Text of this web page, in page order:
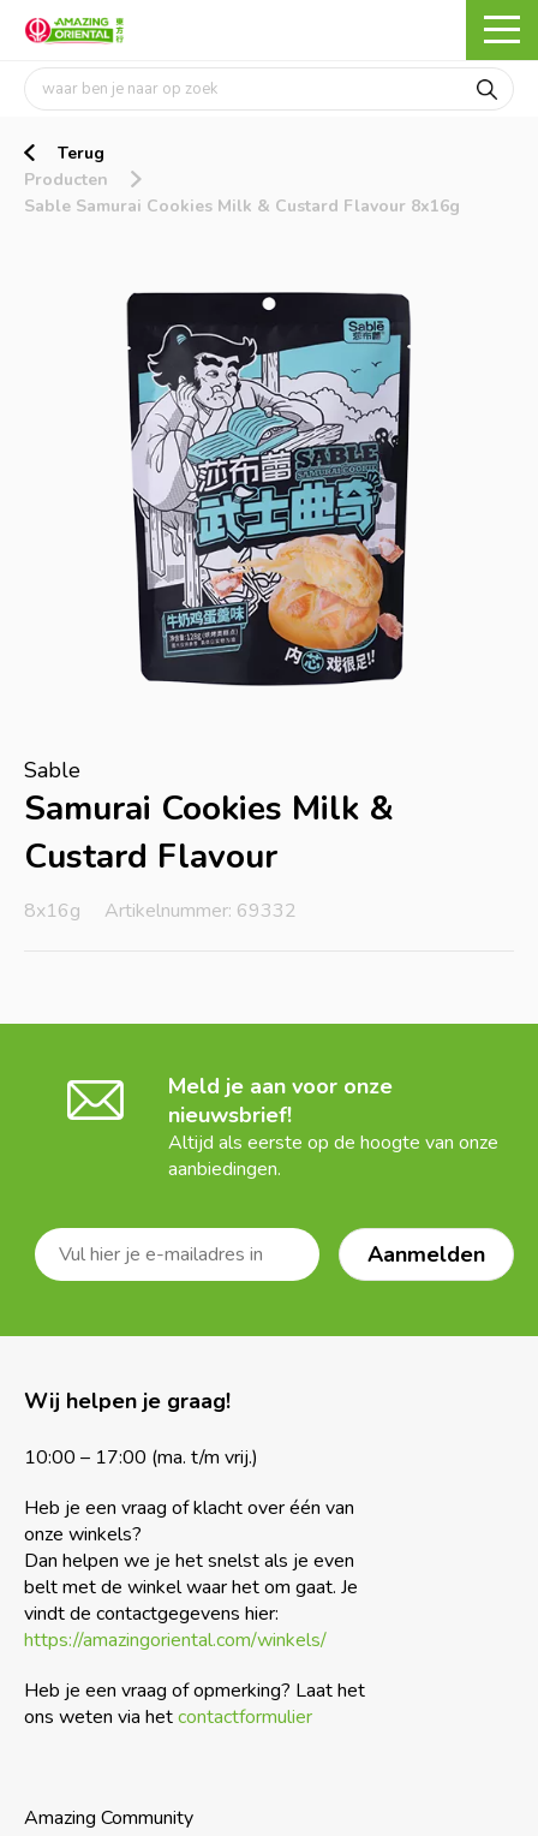
Terug
Producten
Sable Samurai Cookies Milk & Custard Flavour 8x16g
Sable
Samurai Cookies Milk &
Custard Flavour
8x16g Artikelnummer: 69332
Meld je aan voor onze
nieuwsbrief!
Altijd als eerste op de hoogte van onze
aanbiedingen.
Wij helpen je graag!
10:00 – 17:00 (ma. t/m vrij.)
Heb je een vraag of klacht over één van
onze winkels?
Dan helpen we je het snelst als je even
belt met de winkel waar het om gaat. Je
vindt de contactgegevens hier:
https://amazingoriental.com/winkels/
Heb je een vraag of opmerking? Laat het
ons weten via hetcontactformulier
Amazing Community